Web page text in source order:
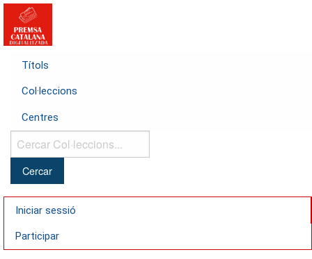
Títols
Col·leccions
Centres
Cercar
Col·leccions...
Iniciar sessió
Participar